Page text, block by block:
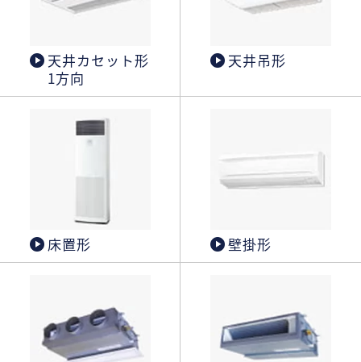
天井カセット形
1方向
天井吊形
床置形 壁掛形